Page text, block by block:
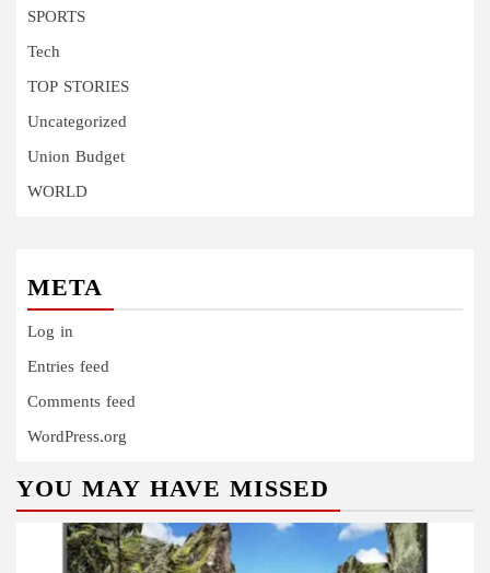
SPORTS
Tech
TOP STORIES
Uncategorized
Union Budget
WORLD
META
Log in
Entries feed
Comments feed
WordPress.org
YOU MAY HAVE MISSED